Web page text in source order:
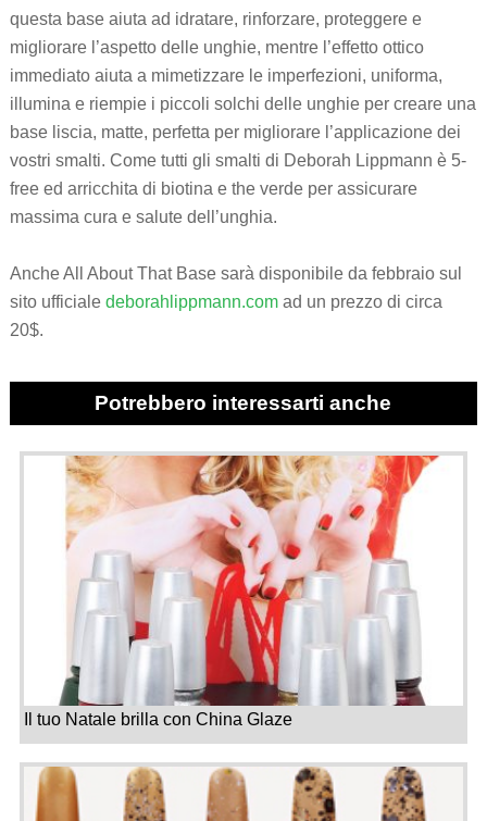
questa base aiuta ad idratare, rinforzare, proteggere e
migliorare l’aspetto delle unghie, mentre l’effetto ottico
immediato aiuta a mimetizzare le imperfezioni, uniforma,
illumina e riempie i piccoli solchi delle unghie per creare una
base liscia, matte, perfetta per migliorare l’applicazione dei
vostri smalti. Come tutti gli smalti di Deborah Lippmann è 5-
free ed arricchita di biotina e the verde per assicurare
massima cura e salute dell’unghia.
Anche All About That Base sarà disponibile da febbraio sul
sito ufficiale deborahlippmann.comad un prezzo di circa
20$.
Potrebbero interessarti anche
Il tuo Natale brilla con China Glaze